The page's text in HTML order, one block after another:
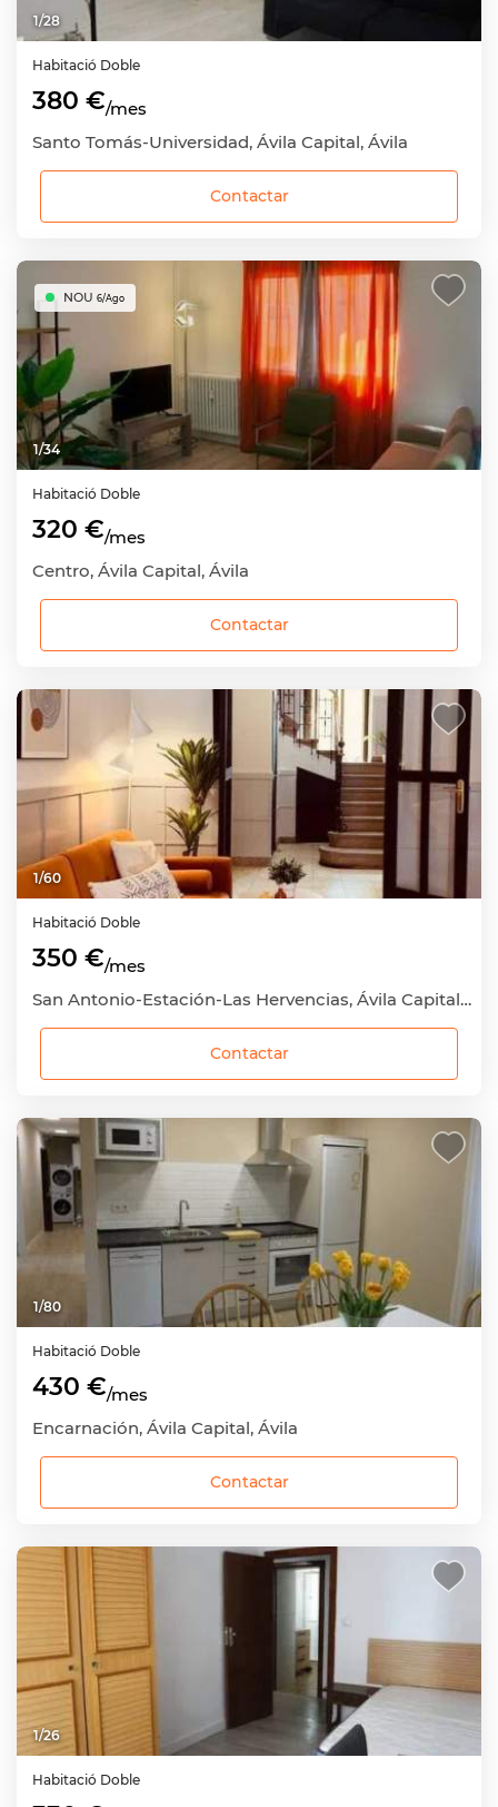
1/28
Habitació Doble
380 €/mes
Santo Tomás-Universidad, Ávila Capital, Ávila
Contactar
1/34
NOU 6/Ago
Habitació Doble
320 €/mes
Centro, Ávila Capital, Ávila
Contactar
1/60
Habitació Doble
350 €/mes
San Antonio-Estación-Las Hervencias, Ávila Capital, Ávila
Contactar
1/80
Habitació Doble
430 €/mes
Encarnación, Ávila Capital, Ávila
Contactar
1/26
Habitació Doble